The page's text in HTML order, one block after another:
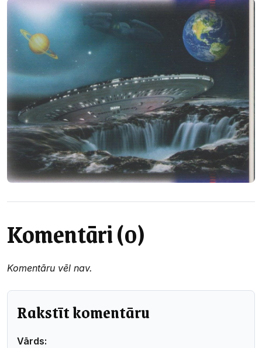
Komentāri (0)
Komentāru vēl nav.
Rakstīt komentāru
Vārds: